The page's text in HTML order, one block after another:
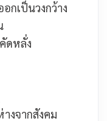
กเป็นวงกว้าง
ดหลั่ง
างจากสังคม